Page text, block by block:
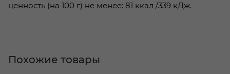
ценность (на 100 г) не менее: 81 ккал /339 кДж.
Похожие товары